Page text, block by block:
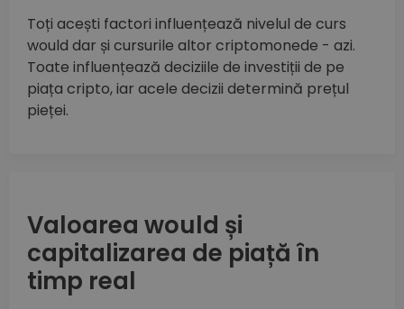
Toți acești factori influențează nivelul de curs
would dar și cursurile altor criptomonede - azi.
Toate influențează deciziile de investiții de pe
piața cripto, iar acele decizii determină prețul
pieței.
Valoarea would și
capitalizarea de piață în
timp real